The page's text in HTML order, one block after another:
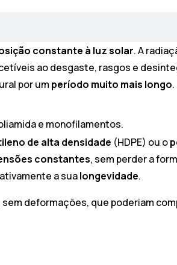
e monofilamentos.
constante à luz solar. A
ao desgaste, rasgos e
por um período muito mais longo.
de alta densidade (HDPE) ou o
constantes, sem perder a
a sualongevidade.
sem deformações, que poderiam